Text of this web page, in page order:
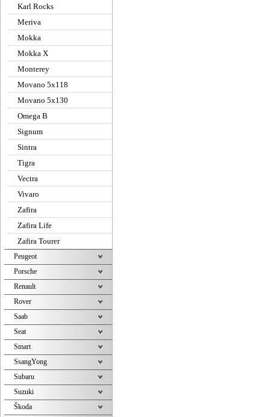
Karl Rocks
Meriva
Mokka
Mokka X
Monterey
Movano 5x118
Movano 5x130
Omega B
Signum
Sintra
Tigra
Vectra
Vivaro
Zafira
Zafira Life
Zafira Tourer
Peugeot
Porsche
Renault
Rover
Saab
Seat
Smart
SsangYong
Subaru
Suzuki
Škoda